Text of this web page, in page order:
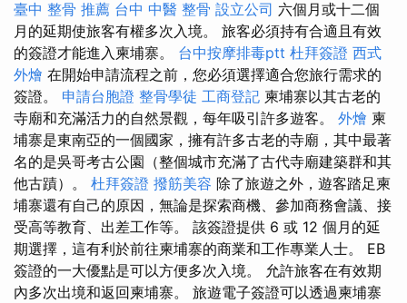
臺中 整骨 推薦 台中 中醫 整骨 設立公司 六個月或十二個
月的延期使旅客有權多次入境。 旅客必須持有合適且有效
的簽證才能進入柬埔寨。 台中按摩排毒ptt 杜拜簽證 西式
外燴 在開始申請流程之前，您必須選擇適合您旅行需求的
簽證。 申請台胞證 整骨學徒 工商登記 柬埔寨以其古老的
寺廟和充滿活力的自然景觀，每年吸引許多遊客。 外燴 柬
埔寨是東南亞的一個國家，擁有許多古老的寺廟，其中最著
名的是吳哥考古公園（整個城市充滿了古代寺廟建築群和其
他古蹟）。 杜拜簽證 撥筋美容 除了旅遊之外，遊客踏足柬
埔寨還有自己的原因，無論是探索商機、參加商務會議、接
受高等教育、出差工作等。 該簽證提供 6 或 12 個月的延
期選擇，這有利於前往柬埔寨的商業和工作專業人士。 EB
簽證的一大優點是可以方便多次入境。 允許旅客在有效期
內多次出境和返回柬埔寨。 旅遊電子簽證可以透過柬埔寨